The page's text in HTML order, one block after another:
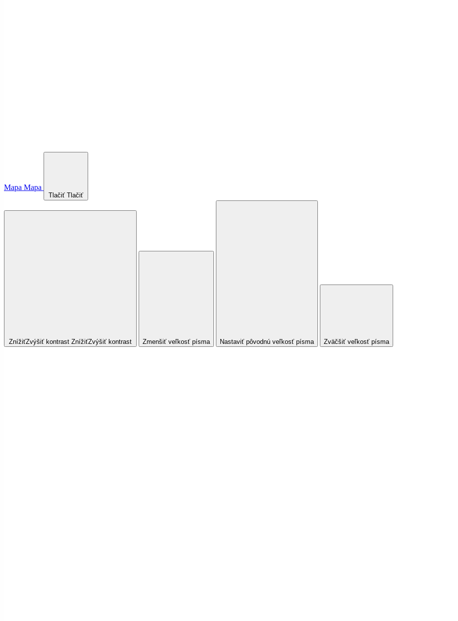
Mapa Mapa
Tlačiť Tlačiť
ZnížiťZvýšiť kontrast ZnížiťZvýšiť kontrast Zmenšiť veľkosť písma Nastaviť pôvodnú veľkosť písma Zväčšiť veľkosť písma